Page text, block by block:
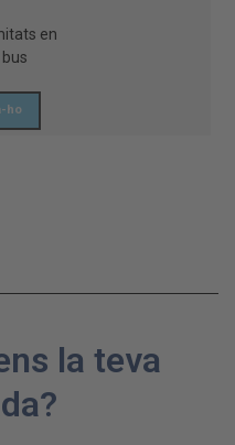
en
ho
la teva